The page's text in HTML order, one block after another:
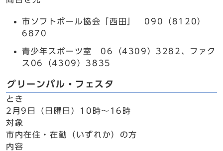
市ソフトボール協会「西田」 090（8120）
6870
青少年スポーツ室 06（4309）3282、ファク
ス06（4309）3835
グリーンパル・フェスタ
とき
2月9日（日曜日）10時～16時
対象
市内在住・在勤（いずれか）の方
内容